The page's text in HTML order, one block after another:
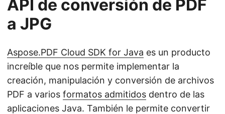
API de conversión de PDF
a JPG
Aspose.PDF Cloud SDK for Java es un producto
increíble que nos permite implementar la
creación, manipulación y conversión de archivos
PDF a varios formatos admitidos dentro de las
aplicaciones Java. También le permite convertir